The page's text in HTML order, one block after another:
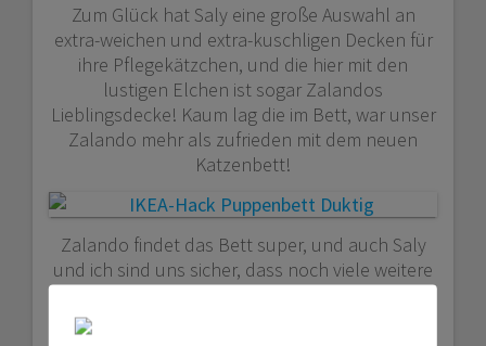
Zum Glück hat Saly eine große Auswahl an
extra-weichen und extra-kuschligen Decken für
ihre Pflegekätzchen, und die hier mit den
lustigen Elchen ist sogar Zalandos
Lieblingsdecke! Kaum lag die im Bett, war unser
Zalando mehr als zufrieden mit dem neuen
Katzenbett!
Zalando findet das Bett super, und auch Saly
und ich sind uns sicher, dass noch viele weitere